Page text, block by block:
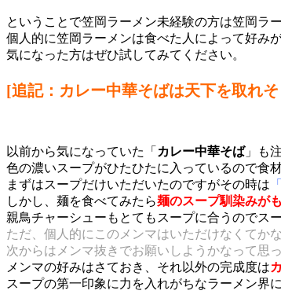
ということで笠岡ラーメン未経験の方は笠岡ラ
個人的に笠岡ラーメンは食べた人によって好み
気になった方はぜひ試してみてください。
[追記：カレー中華そばは天下を取れ
以前から気になっていた「 カレー中華そば」も
色の濃いスープがひたひたに入っているので食
まずはスープだけいただいたのですがその時は
しかし、麺を食べてみたら麺のスープ馴染みが
親鳥チャーシューもとてもスープに合うのでス
ただ、個人的にこのメンマはいただけなくてか
次からはメンマ抜きでお願いしようかなって思
メンマの好みはさておき、それ以外の完成度は
スープの第一印象に力を入れがちなラーメン界に